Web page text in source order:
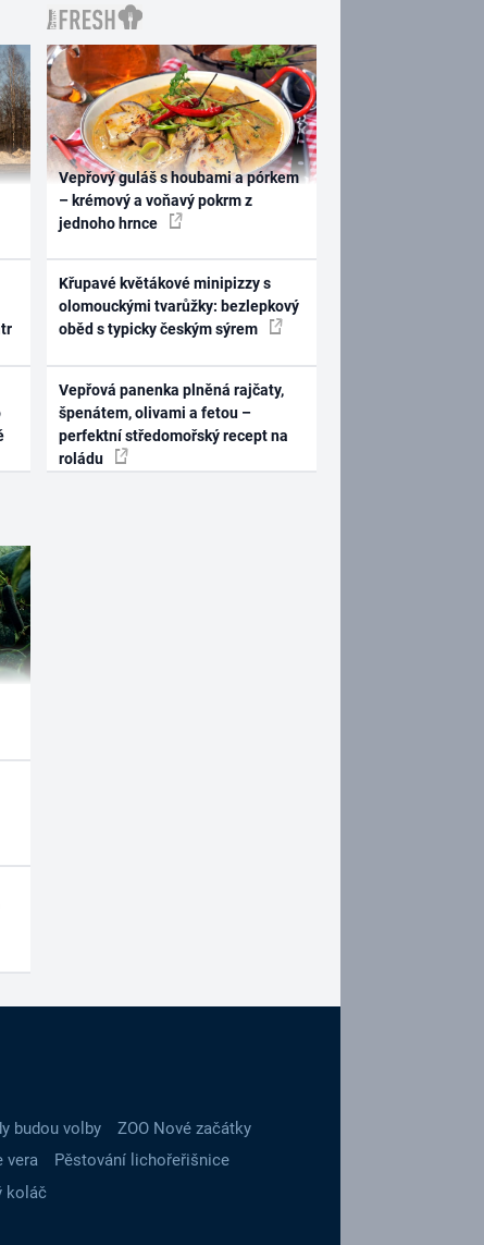
Vepřový guláš s houbami a pórkem
– krémový a voňavý pokrm z
jednoho hrnce
Křupavé květákové minipizzy s
olomouckými tvarůžky: bezlepkový
oběd s typicky českým sýrem
Vepřová panenka plněná rajčaty,
špenátem, olivami a fetou –
perfektní středomořský recept na
roládu
budou volby
ZOO Nové začátky
vera
Pěstování lichořeřišnice
koláč